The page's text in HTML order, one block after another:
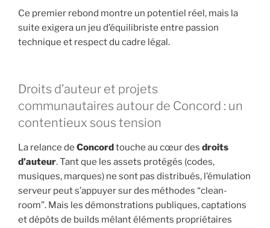
Ce premier rebond montre un potentiel réel, mais la
suite exigera un jeu d’équilibriste entre passion
technique et respect du cadre légal.
Droits d’auteur et projets
communautaires autour de Concord : un
contentieux sous tension
La relance de Concord touche au cœur des droits
d’auteur. Tant que les assets protégés (codes,
musiques, marques) ne sont pas distribués, l’émulation
serveur peut s’appuyer sur des méthodes “clean-
room”. Mais les démonstrations publiques, captations
et dépôts de builds mêlant éléments propriétaires